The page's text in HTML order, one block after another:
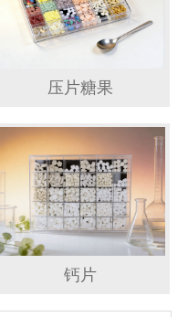
压片糖果
钙片